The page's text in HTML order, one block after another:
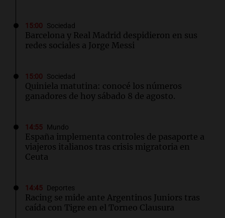
15:00 Sociedad
Barcelona y Real Madrid despidieron en sus
redes sociales a Jorge Messi
15:00 Sociedad
Quiniela matutina: conocé los números
ganadores de hoy sábado 8 de agosto.
14:55 Mundo
España implementa controles de pasaporte a
viajeros italianos tras crisis migratoria en
Ceuta
14:45 Deportes
Racing se mide ante Argentinos Juniors tras
caída con Tigre en el Torneo Clausura